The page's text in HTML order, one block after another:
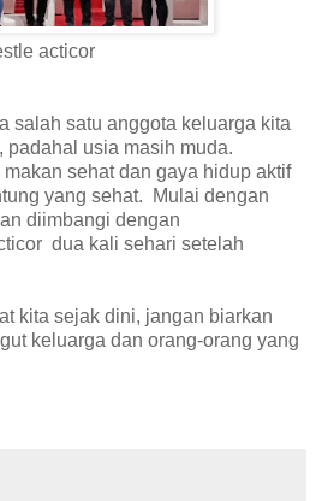
acticor
salah satu anggota keluarga kita
padahal usia masih muda.
sehat dan gaya hidup aktif
yang sehat. Mulai dengan
diimbangi dengan
dua kali sehari setelah
kita sejak dini, jangan biarkan
keluarga dan orang-orang yang